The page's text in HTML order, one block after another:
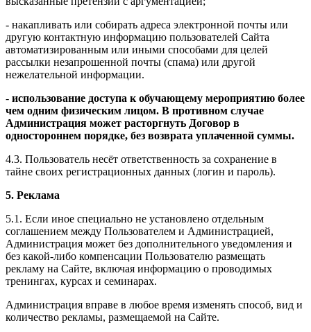
- накапливать или собирать адреса электронной почты или
другую контактную информацию пользователей Сайта
автоматизированным или иными способами для целей
рассылки незапрошенной почты (спама) или другой
нежелательной информации.
- использование доступа к обучающему мероприятию более
чем одним физическим лицом. В противном случае
Администрация может расторгнуть Договор в
одностороннем порядке, без возврата уплаченной суммы.
4.3. Пользователь несёт ответственность за сохранение в
тайне своих регистрационных данных (логин и пароль).
5. Реклама
5.1. Если иное специально не установлено отдельным
соглашением между Пользователем и Администрацией,
Администрация может без дополнительного уведомления и
без какой-либо компенсации Пользователю размещать
рекламу на Сайте, включая информацию о проводимых
тренингах, курсах и семинарах.
Администрация вправе в любое время изменять способ, вид и
количество рекламы, размещаемой на Сайте.